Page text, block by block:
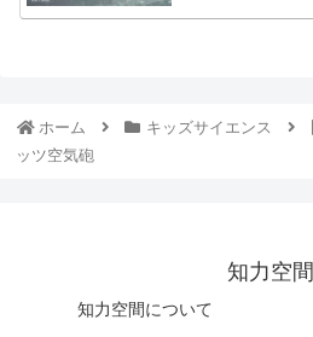
ホーム キッズサイエンス
ッツ空気砲
知力空間
知力空間について